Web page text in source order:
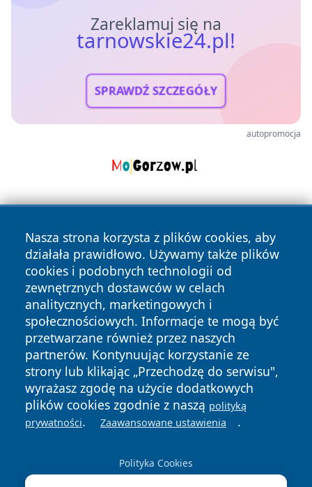
Zareklamuj się na
tarnowskie24.pl!
SPRAWDŹ SZCZEGÓŁY
autopromocja
Nasza strona korzysta z plików cookies, aby
działała prawidłowo. Używamy także plików
cookies i podobnych technologii od
zewnętrznych dostawców w celach
analitycznych, marketingowych i
społecznościowych. Informacje te mogą być
przetwarzane również przez naszych
partnerów. Kontynuując korzystanie ze
strony lub klikając „Przechodzę do serwisu",
wyrażasz zgodę na użycie dodatkowych
plików cookies zgodnie z naszą polityką
prywatności. Zaawansowane ustawienia .
Polityka Cookies
Copyright © 2026 tarnowskie24.pl Wszystkie prawa
zastrzeżone.
News Autorzy
Polityka
Prywatności
Polityka
Cookies